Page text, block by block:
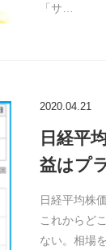
「サ…
2020.04.21
日経平
益はプ
日経平均株
これからど
ない。相場